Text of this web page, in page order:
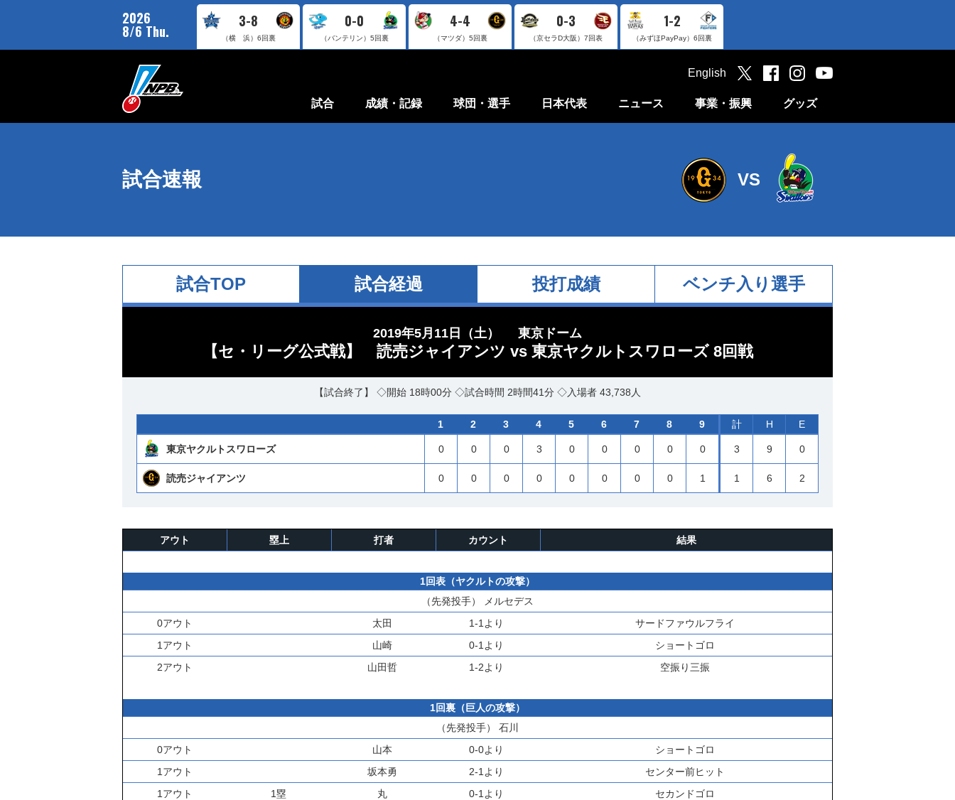
2026
8/6 Thu.
3-8
（横 浜） 6回裏
0-0
（バンテリン） 5回裏
4-4
（マツダ） 5回裏
0-3
（京セラD大阪） 7回表
1-2
（みずほPayPay） 6回裏
試合 成績・記録 球団・選手 日本代表 ニュース 事業・振興 グッズ
English
試合速報 VS
試合TOP 試合経過 投打成績 ベンチ入り選手
2019年5月11日（土） 東京ドーム
【セ・リーグ公式戦】 読売ジャイアンツ vs 東京ヤクルトスワローズ 8回戦
【試合終了】 ◇開始 18時00分 ◇試合時間 2時間41分 ◇入場者 43,738人
1 2 3 4 5 6 7 8 9 計 H E
東京ヤクルトスワローズ 0 0 0 3 0 0 0 0 0 3 9 0
読売ジャイアンツ 0 0 0 0 0 0 0 0 1 1 6 2
アウト 塁上 打者 カウント 結果
1回表（ヤクルトの攻撃）
（先発投手）
メルセデス
0アウト
太田 1-1より
サードファウルフライ
1アウト
山崎 0-1より
ショートゴロ
2アウト
山田哲 1-2より 空振り三振
1回裏（巨人の攻撃）
（先発投手） 石川
0アウト
山本 0-0より
ショートゴロ
1アウト
坂本勇 2-1より
センター前ヒット
1アウト
1塁 丸 0-1より
セカンドゴロ